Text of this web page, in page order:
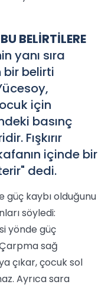
BELİRTİLERE
yanı sıra
belirti
için
basınç
Fışkırır
içinde bir
dedi.
güç kaybı olduğunu
söyledi:
yönde güç
sağ
çıkar, çocuk sol
Ayrıca sara